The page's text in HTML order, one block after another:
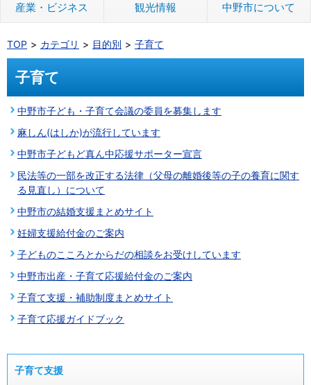
産業・ビジネス 観光情報 中野市について
TOP カテゴリ 目的別 子育て
子育て
中野市子ども・子育て会議の委員を募集します
麻しん(はしか)が流行しています
中野市子どもど真ん中応援サポーター宣言
民法等の一部を改正する法律（父母の離婚後等の子の養育に関す
る見直し）について
中野市の結婚支援まとめサイト
妊婦支援給付金のご案内
子どものこころとからだの相談をお受けしています
中野市出産・子育て応援給付金のご案内
子育て支援・補助制度まとめサイト
子育て応援ガイドブック
子育て支援